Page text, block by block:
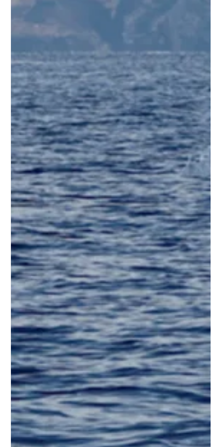
Madeira - Zurück auf der Insel meines
Herzens
Teil 2: Wiedersehen mit der Insel meines Herzens Nachdem ich
von meiner ersten Reise nach Madeira zurück nach
Deutschland geflogen war, fühlte sich alles irgendwie
merkwürdig an. Die ersten Tage waren emotional, fast schon
ein bisschen leer. Ich war körperlich wieder zu Hause, aber mit
dem Kopf und dem Herzen noch immer auf dieser Insel mitten
im Atlantik . Ich konnte gar nicht richtig erklären, warum, aber
Madeira hatte mich einfach tief berührt. Dieses Gefühl, dort
vollk